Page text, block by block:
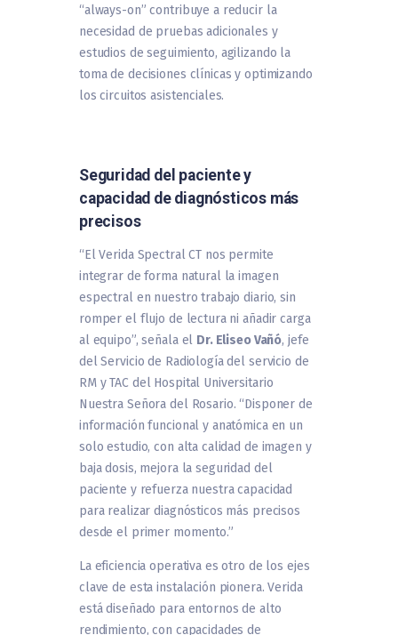
“always-on” contribuye a reducir la
necesidad de pruebas adicionales y
estudios de seguimiento, agilizando la
toma de decisiones clínicas y optimizando
los circuitos asistenciales.
Seguridad del paciente y
capacidad de diagnósticos más
precisos
“El Verida Spectral CT nos permite
integrar de forma natural la imagen
espectral en nuestro trabajo diario, sin
romper el flujo de lectura ni añadir carga
al equipo”, señala el Dr. Eliseo Vañó, jefe
del Servicio de Radiología del servicio de
RM y TAC del Hospital Universitario
Nuestra Señora del Rosario. “Disponer de
información funcional y anatómica en un
solo estudio, con alta calidad de imagen y
baja dosis, mejora la seguridad del
paciente y refuerza nuestra capacidad
para realizar diagnósticos más precisos
desde el primer momento.”
La eficiencia operativa es otro de los ejes
clave de esta instalación pionera. Verida
está diseñado para entornos de alto
rendimiento, con capacidades de